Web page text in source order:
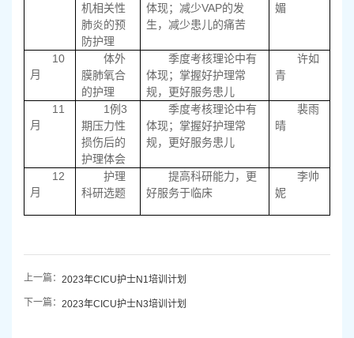
机相关性
肺炎的预
防护理
体现；减少VAP的发
生，减少患儿的痛苦
媚
10
月
体外
膜肺氧合
的护理
季度考核理论中有
体现；掌握好护理常
规，更好服务患儿
许如
青
11
月
1 例 3
期压力性
损伤后的
护理体会
季度考核理论中有
体现；掌握好护理常
规，更好服务患儿
裴雨
晴
12
月
护理
科研选题
提高科研能力，更
好服务于临床
李帅
妮
上一篇： 2023年CICU护士N1培训计划
下一篇： 2023年CICU护士N3培训计划